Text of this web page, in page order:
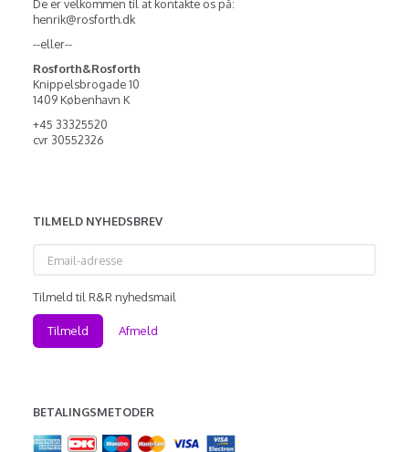
De er velkommen til at kontakte os på:
henrik@rosforth.dk
--eller--
Rosforth&Rosforth
Knippelsbrogade 10
1409 København K
+45 33325520
cvr 30552326
TILMELD NYHEDSBREV
adresse
Tilmeld til R&R nyhedsmail
Tilmeld Afmeld
BETALINGSMETODER